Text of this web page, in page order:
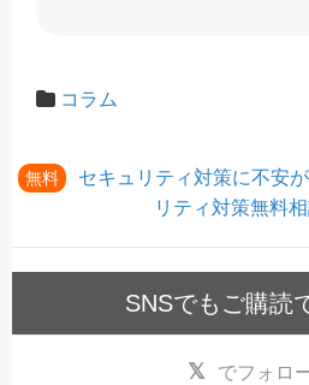
コラム
無料
セキュリティ対策に不安
リティ対策無料相
SNSでもご購読
でフォロ